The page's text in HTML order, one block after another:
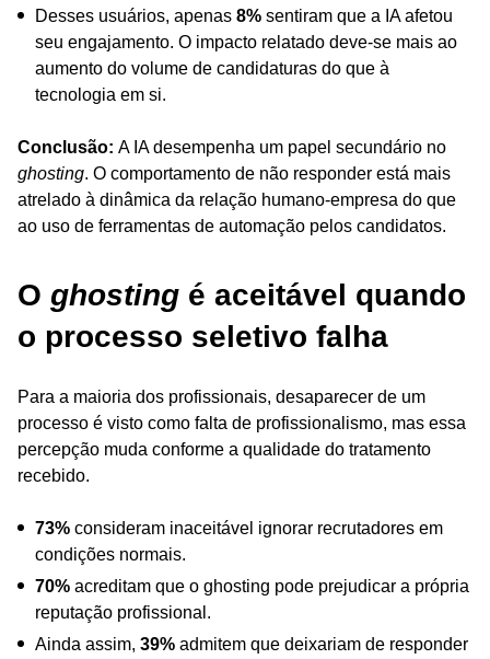
Desses usuários, apenas 8% sentiram que a IA afetou
seu engajamento. O impacto relatado deve-se mais ao
aumento do volume de candidaturas do que à
tecnologia em si.
Conclusão: A IA desempenha um papel secundário no
ghosting. O comportamento de não responder está mais
atrelado à dinâmica da relação humano-empresa do que
ao uso de ferramentas de automação pelos candidatos.
O ghosting é aceitável quando
o processo seletivo falha
Para a maioria dos profissionais, desaparecer de um
processo é visto como falta de profissionalismo, mas essa
percepção muda conforme a qualidade do tratamento
recebido.
73% consideram inaceitável ignorar recrutadores em
condições normais.
70% acreditam que o ghosting pode prejudicar a própria
reputação profissional.
Ainda assim, 39% admitem que deixariam de responder